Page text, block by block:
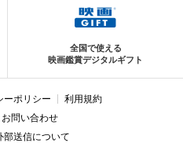
全国で使える
映画鑑賞デジタルギフト
ーポリシー
利用規約
お問い合わせ
部送信について